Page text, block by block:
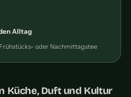
Alltag
oder Nachmittagstee
Küche, Duft und Kultur